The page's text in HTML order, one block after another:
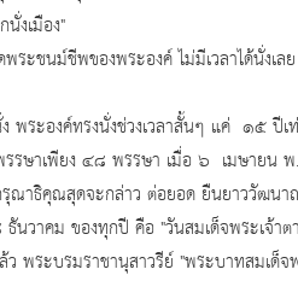
งเมือง"
ะชนม์ชีพของพระองค์ ไม่มีเวลาได้นั่งเ
พระองค์ทรงนั่งช่วงเวลาสั้นๆ แค่ ๑๕ ปี
รษาเพียง ๔๘ พรรษา เมื่อ ๖ เมษายน
าธิคุณสุดจะกล่าว ต่อยอด ยืนยาววัฒนา
วาคม ของทุกปี คือ "วันสมเด็จพระเจ้า
พระบรมราชานุสาวรีย์ "พระบาทสมเด็จ